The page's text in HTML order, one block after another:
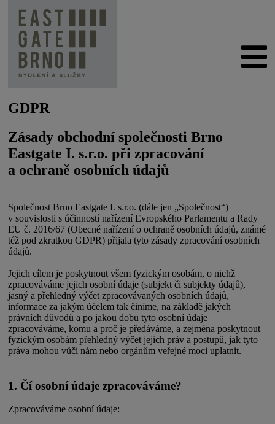
GDPR
Zásady obchodní společnosti Brno
Eastgate I. s.r.o. při zpracování
a ochraně osobních údajů
Společnost Brno Eastgate I. s.r.o. (dále jen „Společnost“)
v souvislosti s účinností nařízení Evropského Parlamentu a Rady
EU č. 2016/67 (Obecné nařízení o ochraně osobních údajů, známé
též pod zkratkou GDPR) přijala tyto zásady zpracování osobních
údajů.
Jejich cílem je poskytnout všem fyzickým osobám, o nichž
zpracováváme jejich osobní údaje (subjekt či subjekty údajů),
jasný a přehledný výčet zpracovávaných osobních údajů,
informace za jakým účelem tak činíme, na základě jakých
právních důvodů a po jakou dobu tyto osobní údaje
zpracováváme, komu a proč je předáváme, a zejména poskytnout
fyzickým osobám přehledný výčet jejich práv a postupů, jak tyto
práva mohou vůči nám nebo orgánům veřejné moci uplatnit.
1. Čí osobní údaje zpracováváme?
Zpracováváme osobní údaje: